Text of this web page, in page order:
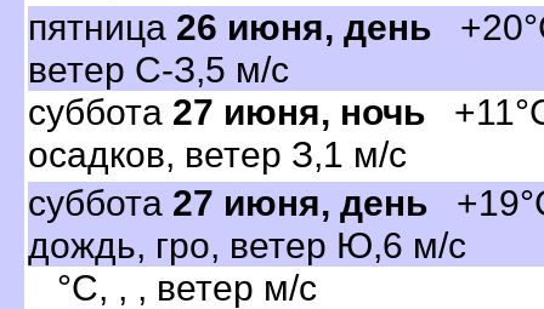
пятница 26 июня, день
етер С-З,5 м/с
суббота 27 июня, ночь
осадков, ветер З,1 м/с
суббота 27 июня, день
дождь, гро, ветер Ю,6 м/с
°C, , , ветер м/с